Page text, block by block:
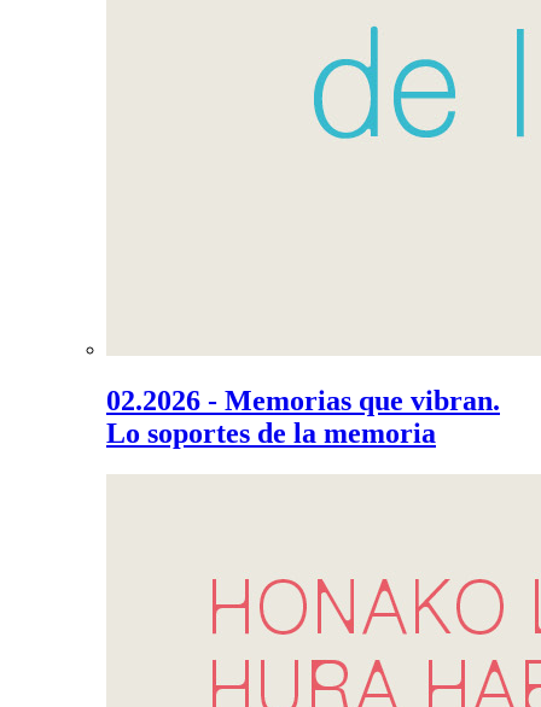
02.2026 - Memorias que vibran.
Lo soportes de la memoria